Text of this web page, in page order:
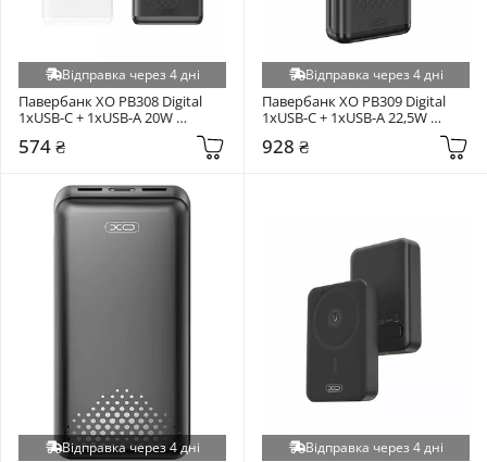
Відправка через 4 дні
Павербанк XO PB308 Digital
1xUSB-C + 1xUSB-A 20W
574 ₴
Відправка через 4 дні
Павербанк XO PB309 Digital
1xUSB-C + 1xUSB-A 22,5W
928 ₴
Відправка через 4 дні Відправка через 4 дні